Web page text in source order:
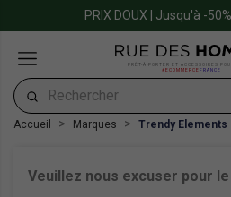
PRIX DOUX | Jusqu'à -
PRÊT-À-PORTER ET ACCESSOIRES
#ECOMMERCE FRANCE
Accueil Marques Trendy Elements
Veuillez nous excuser pour